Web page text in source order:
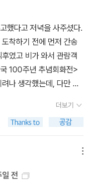
었거든요. 박지성 선수
까요. 하지만, 아이세움
, 정말 2010년 남아공
도 축구에 대한 책이나 남
겸사 축구와 함께 남아공
책과 더불어 남아공 월드
있네요. 월드컵가이드 북
요. 우리 아이가 방학이
습니다.그리고 최근에
창 주문해서 얼른 갖고
니면 또 우체국 EMS로
면 참 좋겠어요. ㅠㅠ위
했다고 저녁을 사주셨다.
착하기 전에 먼저 간송
였고 비가 와서 관람객
100주년 추념회화전>
나 생각했는데, 다만 그
렁 거리면서 몹시 어지
보라는 의도인가???
인데 일정한 재질로 만들
라면 벌써 반세기가 지
원이 하나도 없었던 것
더보기
전